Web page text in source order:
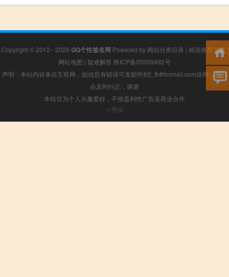
Copyright © 2012 - 2026 QQ个性签名网 Powered by 网站分类目录 | 精选推荐文章 |
网站地图 | 疑难解答 陕ICP备05009492号
声明：本站内容来自互联网，如信息有错误可发邮件到f_fb#foxmail.com说明，我们
会及时纠正，谢谢
本站仅为个人兴趣爱好，不接盈利性广告及商业合作
小男孩